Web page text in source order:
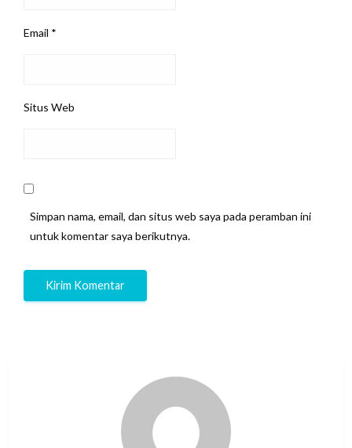
Email *
Situs Web
Simpan nama, email, dan situs web saya pada peramban ini
untuk komentar saya berikutnya.